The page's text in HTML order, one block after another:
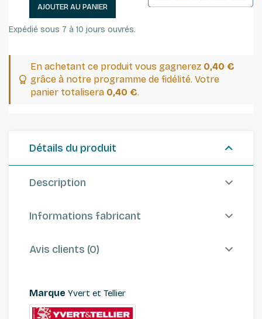
AJOUTER AU PANIER
Expédié sous 7 à 10 jours ouvrés.
En achetant ce produit vous gagnerez 0,40 €
grâce à notre programme de fidélité. Votre
panier totalisera 0,40 €.
Détails du produit
Description
Informations fabricant
Avis clients (0)
Marque Yvert et Tellier